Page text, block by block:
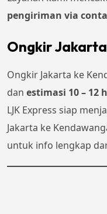
pengiriman via
Ongkir
Ongkir Jakarta ke
dan estimasi 10 – 12
LJK Express siap
Jakarta ke
untuk info lengkap